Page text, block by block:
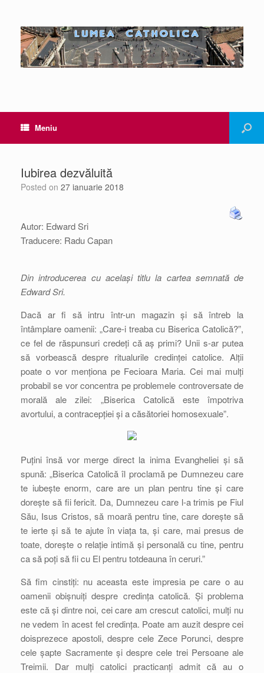
Meniu
Iubirea dezvăluită
Posted on 27 ianuarie 2018
Autor: Edward Sri
Traducere: Radu Capan
Din introducerea cu același titlu la cartea semnată de
Edward Sri.
Dacă ar fi să intru într-un magazin și să întreb la
întâmplare oamenii: „Care-i treaba cu Biserica Catolică?”,
ce fel de răspunsuri credeți că aș primi? Unii s-ar putea
să vorbească despre ritualurile credinței catolice. Alții
poate o vor menționa pe Fecioara Maria. Cei mai mulți
probabil se vor concentra pe problemele controversate de
morală ale zilei: „Biserica Catolică este împotriva
avortului, a contracepției și a căsătoriei homosexuale”.
Puțini însă vor merge direct la inima Evangheliei și să
spună: „Biserica Catolică îl proclamă pe Dumnezeu care
te iubește enorm, care are un plan pentru tine și care
dorește să fii fericit. Da, Dumnezeu care l-a trimis pe Fiul
Său, Isus Cristos, să moară pentru tine, care dorește să
te ierte și să te ajute în viața ta, și care, mai presus de
toate, dorește o relație intimă și personală cu tine, pentru
ca să poți să fii cu El pentru totdeauna în ceruri.”
Să fim cinstiți: nu aceasta este impresia pe care o au
oamenii obișnuiți despre credința catolică. Și problema
este că și dintre noi, cei care am crescut catolici, mulți nu
ne vedem în acest fel credința. Poate am auzit despre cei
doisprezece apostoli, despre cele Zece Porunci, despre
cele șapte Sacramente și despre cele trei Persoane ale
Treimii. Dar mulți catolici practicanți admit că au o